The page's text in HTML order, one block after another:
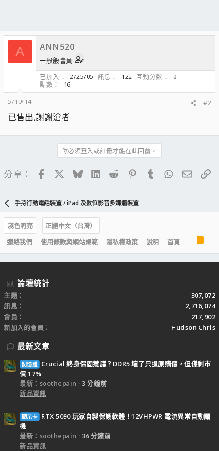
A ANN520
一般般會員
已加入
2/25/05 訊息 122 互動分數
0
點數
16
5/10/14
#2
已售出,謝謝滄者
你必須登入或註冊才能在此回覆。
分享： FacebookBlueskyLinkedIn
Reddit PinterestTumblrWhatsApp
電子
手持行動電話裝置 / iPad 及數位影音多媒體裝置
淺色明亮
正體中文（台灣）
連絡我們
使用條款與網站規範 隱私權政策 說明 首頁
S
論壇統計
主題
307,072
訊息
2,716,074
會員
217,902
新加入的會員
Hudson Chris
最新文章
記憶體
Crucial 終身保固惹議？DDR5 壞了只退原購價，但僅剩市
價 17%
最新：soothepain
3 分鐘前
新品資訊
顯示卡
RTX 5090 玩家自製保護軟體！12VHPWR 電流異常自動關
機
最新：soothepain
36 分鐘前
新品資訊